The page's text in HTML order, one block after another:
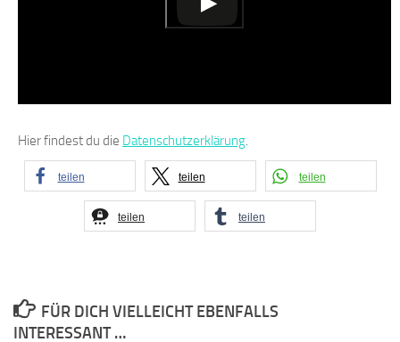
Hier findest du die Datenschutzerklärung.
teilen teilen teilen
teilen teilen
FÜR DICH VIELLEICHT EBENFALLS
INTERESSANT …